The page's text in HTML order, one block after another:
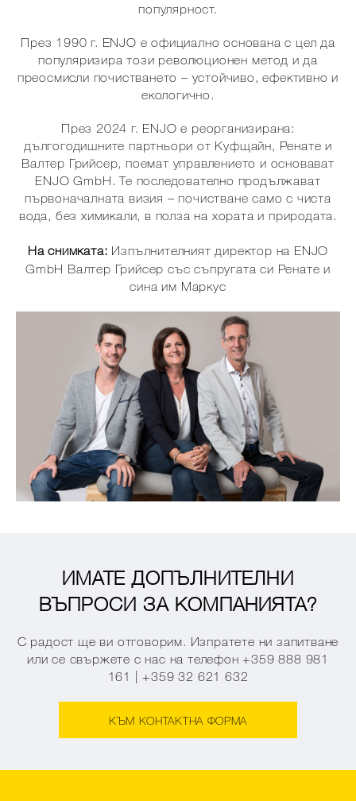
популярност.
През 1990 г. ENJO е официално основана с цел да
популяризира този революционен метод и да
преосмисли почистването – устойчиво, ефективно и
екологично.
През 2024 г. ENJO е реорганизирана:
дългогодишните партньори от Куфщайн, Ренате и
Валтер Грийсер, поемат управлението и основават
ENJO GmbH. Те последователно продължават
първоначалната визия – почистване само с чиста
вода, без химикали, в полза на хората и природата.
На снимката: Изпълнителният директор на ENJO
GmbH Валтер Грийсер със съпругата си Ренате и
сина им Маркус
ИМАТЕ ДОПЪЛНИТЕЛНИ
ВЪПРОСИ ЗА КОМПАНИЯТА?
С радост ще ви отговорим. Изпратете ни запитване
или се свържете с нас на телефон +359 888 981
161 | +359 32 621 632
КЪМ КОНТАКТНА ФОРМА